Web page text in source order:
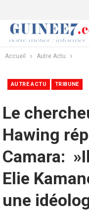
Accueil Autre Actu
AUTRE ACTU TRIBUNE
Le
Hawing
Camara:
Elie
une